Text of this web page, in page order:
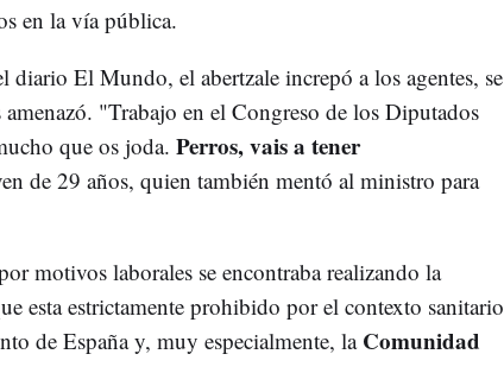
en la vía pública.
diario El Mundo, el abertzale increpó a los agentes, se
"Trabajo en el Congreso de los Diputados
que os joda. Perros, vais a tener
de 29 años, quien también mentó al ministro para
motivos laborales se encontraba realizando la
esta estrictamente prohibido por el contexto sanitario
de España y, muy especialmente, la Comunidad